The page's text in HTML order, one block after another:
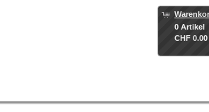
0 Artikel
CHF 0.00